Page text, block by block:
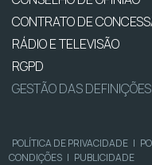
CONTRATO DE
RÁDIO E TELEVISÃO
RGPD
GESTÃO DAS
POLÍTICA DE PRIVACIDADE |
CONDIÇÕES | PUBLICIDADE